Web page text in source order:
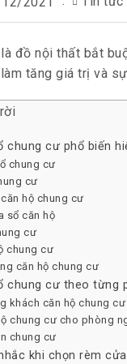
đồ nội thất bắt
tăng giá trị và
chung cư phổ biến
chung cư
cư
hộ chung cư
sổ căn hộ
cư
chung cư
căn hộ chung cư
chung cư theo từng
khách căn hộ chung cư
chung cư cho phòng
chung cư
khi chọn rèm